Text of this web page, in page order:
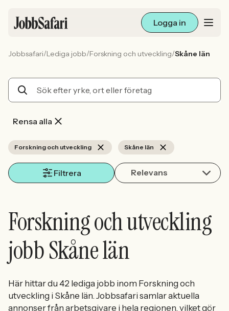
Logga in
Arbetsliv och karriär
Sök med AI
Jobbsafari/Lediga jobb/Forskning och utveckling/Skåne län
Rensa alla
Forskning och utveckling Skåne län
Filtrera Relevans
Forskning och utveckling
jobb Skåne län
Här hittar du 42 lediga jobb inom Forskning och
utveckling i Skåne län. Jobbsafari samlar aktuella
annonser från arbetsgivare i hela regionen, vilket gör